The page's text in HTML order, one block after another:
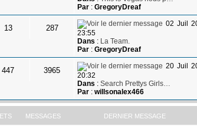
Par: GregoryDreaf
13 287
02 Juil
23:55
Dans : La Team.
Par: GregoryDreaf
447 3965
20 Juil
20:32
Dans : Search Prettys Girls…
Par: willsonalex466
MESSAGES DERNIER MESSAGE